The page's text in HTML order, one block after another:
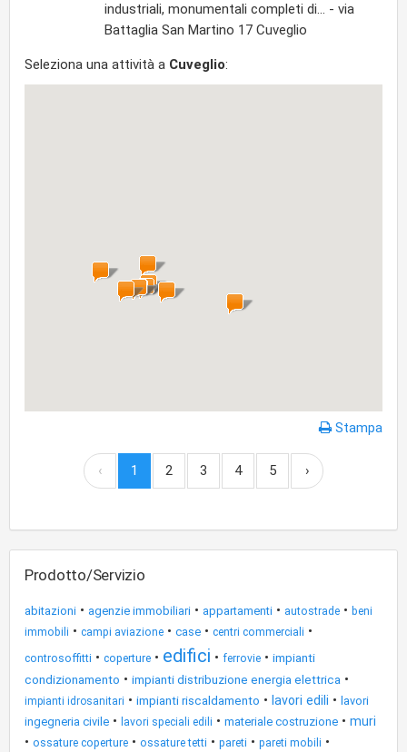
industriali, monumentali completi di... - via
Battaglia San Martino 17 Cuveglio
Seleziona una attività a Cuveglio:
Stampa
‹ 1 2 3 4 5 ›
Prodotto/Servizio
abitazioni • agenzie immobiliari • appartamenti • autostrade • beni
immobili • campi aviazione • case • centri commerciali •
controsoffitti • coperture • edifici • ferrovie • impianti
condizionamento • impianti distribuzione energia elettrica •
impianti idrosanitari • impianti riscaldamento • lavori edili • lavori
ingegneria civile • lavori speciali edili • materiale costruzione • muri
• ossature coperture • ossature tetti • pareti • pareti mobili •